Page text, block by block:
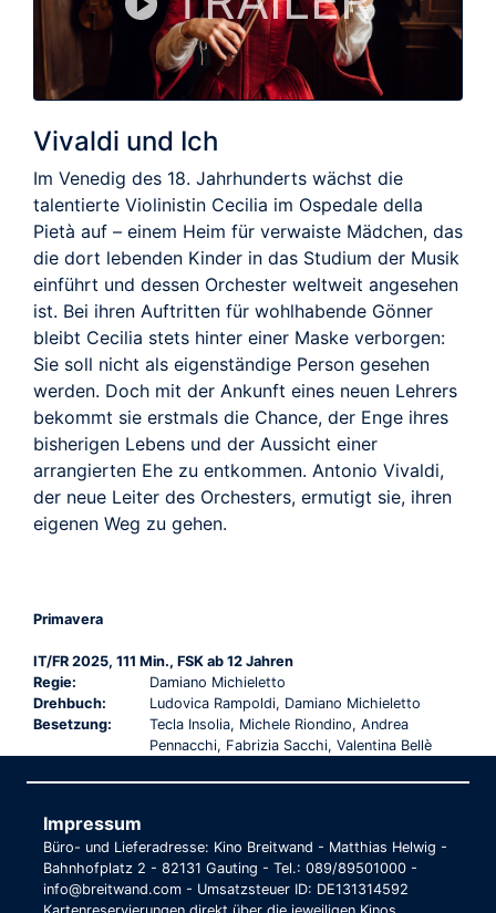
Vivaldi und Ich
Im Venedig des 18. Jahrhunderts wächst die
talentierte Violinistin Cecilia im Ospedale della
Pietà auf – einem Heim für verwaiste Mädchen, das
die dort lebenden Kinder in das Studium der Musik
einführt und dessen Orchester weltweit angesehen
ist. Bei ihren Auftritten für wohlhabende Gönner
bleibt Cecilia stets hinter einer Maske verborgen:
Sie soll nicht als eigenständige Person gesehen
werden. Doch mit der Ankunft eines neuen Lehrers
bekommt sie erstmals die Chance, der Enge ihres
bisherigen Lebens und der Aussicht einer
arrangierten Ehe zu entkommen. Antonio Vivaldi,
der neue Leiter des Orchesters, ermutigt sie, ihren
eigenen Weg zu gehen.
Primavera
IT/FR 2025, 111 Min., FSK ab 12 Jahren
Regie:
Damiano Michieletto
Drehbuch:
Ludovica Rampoldi, Damiano Michieletto
Besetzung:
Tecla Insolia, Michele Riondino, Andrea
Pennacchi, Fabrizia Sacchi, Valentina Bellè
Impressum
Büro- und Lieferadresse: Kino Breitwand - Matthias Helwig -
Bahnhofplatz 2 - 82131 Gauting - Tel.: 089/89501000 -
info@breitwand.com - Umsatzsteuer ID: DE131314592